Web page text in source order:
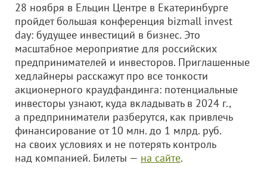
28 ноября в Ельцин Центре в Екатеринбурге
пройдет большая конференция bizmall invest
day: будущее инвестиций в бизнес. Это
масштабное мероприятие для российских
предпринимателей и инвесторов. Приглашенные
хедлайнеры расскажут про все тонкости
акционерного краудфандинга: потенциальные
инвесторы узнают, куда вкладывать в 2024 г.,
а предприниматели разберутся, как привлечь
финансирование от 10 млн. до 1 млрд. руб.
на своих условиях и не потерять контроль
над компанией. Билеты — на сайте.